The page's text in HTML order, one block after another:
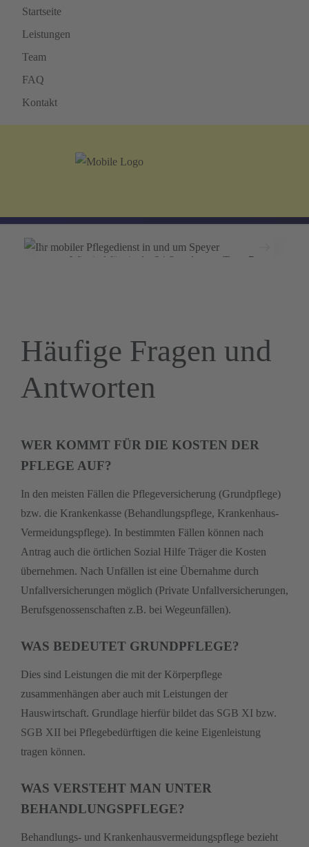
Startseite
Leistungen
Team
FAQ
Kontakt
Ihr mobiler Pflegedienst in
Wir sind für sie da: 24 Stunden am Tag - 7
Häufige Fragen und
Antworten
WER KOMMT FÜR DIE KOSTEN DER
PFLEGE AUF?
In den meisten Fällen die Pflegeversicherung (Grundpflege)
bzw. die Krankenkasse (Behandlungspflege, Krankenhaus-
Vermeidungspflege). In bestimmten Fällen können nach
Antrag auch die örtlichen Sozial Hilfe Träger die Kosten
übernehmen. Nach Unfällen ist eine Übernahme durch
Unfallversicherungen möglich (Private Unfallversicherungen,
Berufsgenossenschaften z.B. bei Wegeunfällen).
WAS BEDEUTET GRUNDPFLEGE?
Dies sind Leistungen die mit der Körperpflege
zusammenhängen aber auch mit Leistungen der
Hauswirtschaft. Grundlage hierfür bildet das SGB XI bzw.
SGB XII bei Pflegebedürftigen die keine Eigenleistung
tragen können.
WAS VERSTEHT MAN UNTER
BEHANDLUNGSPFLEGE?
Behandlungs- und Krankenhausvermeidungspflege bezieht